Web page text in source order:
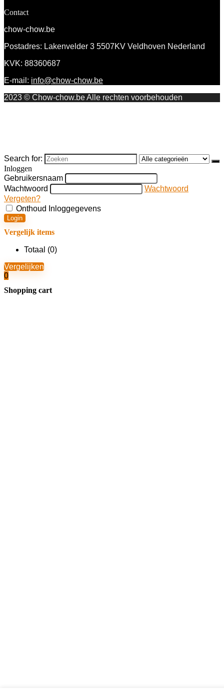
Contact
chow-chow.be
Postadres: Lakenvelder 3 5507KV Veldhoven Nederland
KVK: 88360687
E-mail: info@chow-chow.be
2023 © Chow-chow.be Alle rechten voorbehouden
Search for:
Inloggen
Gebruikersnaam
Wachtwoord
Wachtwoord
Vergeten?
Onthoud Inloggegevens
Login
Vergelijk items
Totaal (0)
Vergelijken
0
Shopping cart